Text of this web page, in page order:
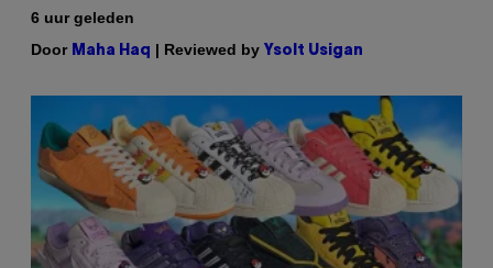
6 uur geleden
Door Maha Haq | Reviewed by Ysolt Usigan